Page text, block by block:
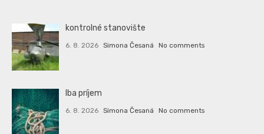
kontrolné stanovište
6. 8. 2026 Simona Česaná No comments
Iba príjem
6. 8. 2026 Simona Česaná No comments